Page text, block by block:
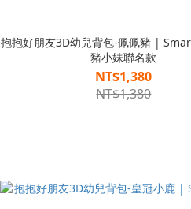
抱抱好朋友3D幼兒背包-佩佩豬 |
豬小妹聯名款
NT$1,380
NT$1,380